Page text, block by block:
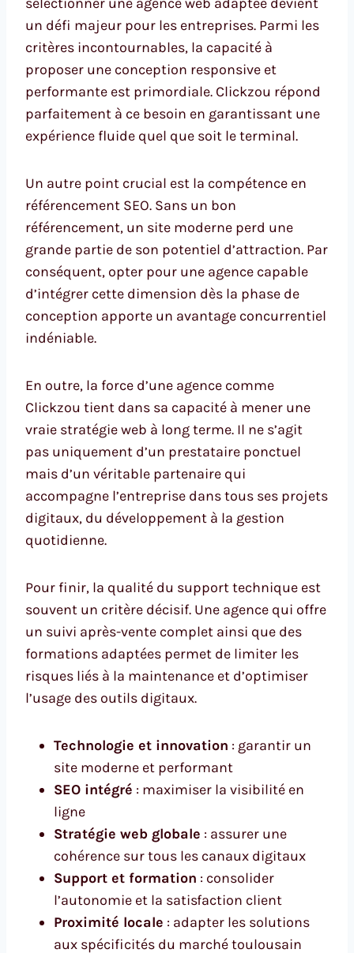
un défi majeur pour les entreprises. Parmi les
critères incontournables, la capacité à
proposer une conception responsive et
performante est primordiale. Clickzou répond
parfaitement à ce besoin en garantissant une
expérience fluide quel que soit le terminal.
Un autre point crucial est la compétence en
référencement SEO. Sans un bon
référencement, un site moderne perd une
grande partie de son potentiel d’attraction. Par
conséquent, opter pour une agence capable
d’intégrer cette dimension dès la phase de
conception apporte un avantage concurrentiel
indéniable.
En outre, la force d’une agence comme
Clickzou tient dans sa capacité à mener une
vraie stratégie web à long terme. Il ne s’agit
pas uniquement d’un prestataire ponctuel
mais d’un véritable partenaire qui
accompagne l’entreprise dans tous ses projets
digitaux, du développement à la gestion
quotidienne.
Pour finir, la qualité du support technique est
souvent un critère décisif. Une agence qui offre
un suivi après-vente complet ainsi que des
formations adaptées permet de limiter les
risques liés à la maintenance et d’optimiser
l’usage des outils digitaux.
Technologie et innovation : garantir un
site moderne et performant
SEO intégré : maximiser la visibilité en
ligne
Stratégie web globale : assurer une
cohérence sur tous les canaux digitaux
Support et formation : consolider
l’autonomie et la satisfaction client
Proximité locale : adapter les solutions
aux spécificités du marché toulousain